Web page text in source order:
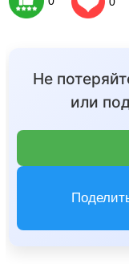
Не
или